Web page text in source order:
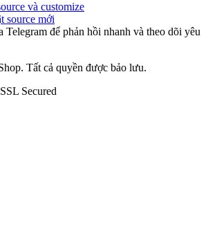
và customize
source mới
Telegram để phản hồi nhanh và theo dõi yêu
Tất cả quyền được bảo lưu.
SSL Secured